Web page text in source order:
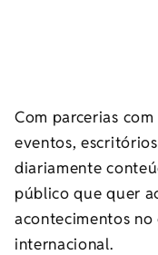
Com parcerias
eventos,
diariamente
público que quer
acontecimentos
internacional.